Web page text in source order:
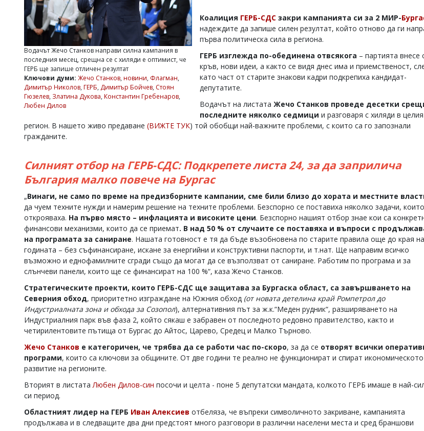
Василев,
v.vasilev@flagman.bg
Касабова,
k.kassabova@flagman.bg
Главен
редактор:
Колев,
Коментарите
въвеждат
читателите
редакцията
отговорност
откриете
обиден
коментар,
сигнализирайте
Водачът Жечо Станков направи силна кампания в
последния месец, срещна се с хиляди е оптимист, че
ГЕРБ ще запише отличен резултат
Ключови думи: Жечо Станков, новини, Флагман,
Димитър Николов, ГЕРБ, Димитър Бойчев, Стоян
Гюзелев, Златина Дукова, Константин Гребенаров,
Любен Дилов
Коалиция ГЕРБ-СДС закри кампанията си за 2 МИР-
надеждите да запише силен резултат, който отново да ги
първа политическа сила в региона.
ГЕРБ изглежда по-обединена отвсякога – партията внесе
кръв, нови идеи, а както се видя днес има и приемственост,
като част от старите знакови кадри подкрепиха кандидат-
депутатите.
Водачът на листата Жечо Станков проведе десетки
последните няколко седмици и разговаря с хиляди в целия
регион. В нашето живо предаване (ВИЖТЕ ТУК) той обобщи най-важните проблеми, с които са го запознали
гражданите.
Силният отбор на ГЕРБ-СДС: Подкрепете листа 24, за да заприлича
България малко повече на Бургас
„Винаги, не само по време на предизборните кампании, сме били близо до хората и местните
да чуем техните нужди и намерим решение на техните проблеми. Безспорно се поставиха няколко задачи,
открояваха. На първо място – инфлацията и високите цени. Безспорно нашият отбор знае кои са
финансови механизми, които да се приемат. В над 50 % от случаите се поставяха и въпроси с
на програмата за саниране. Нашата готовност е тя да бъде възобновена по старите правила още до края на
годината – без съфинансиране, искане за енергийни и конструктивни паспорти, и т.нат. Ще направим всичко
възможно и еднофамилните сгради също да могат да се възползват от саниране. Работим по програма и за
слънчеви панели, които ще се финансират на 100 %“, каза Жечо Станков.
Стратегическите проекти, които ГЕРБ-СДС ще защитава за Бургаска област, са завършването на
Северния обход, приоритетно изграждане на Южния обход (от новата детелина край Ромпетрол до
Индустриалната зона и обхода за Созопол), алтернативния път за ж.к.“Меден рудник“, разширяването на
Индустриалния парк във фаза 2, който сякаш е забравен от последното редовно правителство, както и
четирилентовите пътища от Бургас до Айтос, Царево, Средец и Малко Търново.
Жечо Станков е категоричен, че трябва да се работи час по-скоро, за да се отворят всички
програми, които са ключови за общините. От две години те реално не функционират и спират икономическото
развитие на регионите.
Вторият в листатаЛюбен Дилов-син посочи и целта - поне 5 депутатски мандата, колкото ГЕРБ имаше в най-
си период.
Областният лидер на ГЕРБ Иван Алексиев отбеляза, че въпреки символичното закриване, кампанията
продължава и в следващите два дни предстоят много разговори в различни населени места и сред браншови